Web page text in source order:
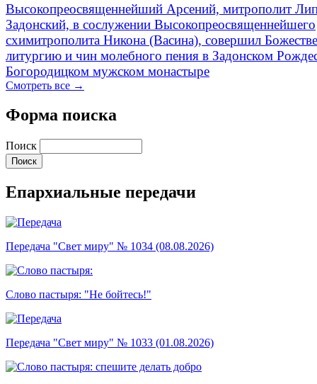
Высокопреосвященнейший Арсений, митрополит
Задонский, в сослужении Высокопреосвященнейшего
схимитрополита Никона (Васина), совершил
литургию и чин молебного пения в Задонском
Богородицком мужском монастыре
Смотреть все →
Форма поиска
Поиск
Епархиальные передачи
Передача "Свет миру" № 1034 (08.08.2026)
Слово пастыря: "Не бойтесь!"
Передача "Свет миру" № 1033 (01.08.2026)